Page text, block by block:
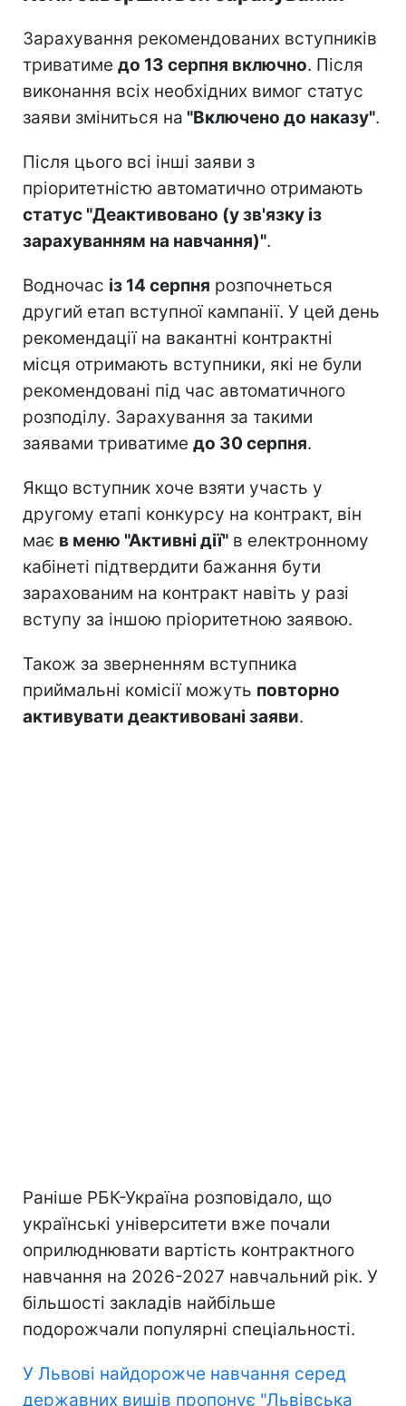
Зарахування рекомендованих вступників
триватиме до 13 серпня включно. Після
виконання всіх необхідних вимог статус
заяви зміниться на "Включено до наказу".
Після цього всі інші заяви з
пріоритетністю автоматично отримають
статус "Деактивовано (у зв'язку із
зарахуванням на навчання)".
Водночас із 14 серпня розпочнеться
другий етап вступної кампанії. У цей день
рекомендації на вакантні контрактні
місця отримають вступники, які не були
рекомендовані під час автоматичного
розподілу. Зарахування за такими
заявами триватиме до 30 серпня.
Якщо вступник хоче взяти участь у
другому етапі конкурсу на контракт, він
має в меню "Активні дії" в електронному
кабінеті підтвердити бажання бути
зарахованим на контракт навіть у разі
вступу за іншою пріоритетною заявою.
Також за зверненням вступника
приймальні комісії можуть повторно
активувати деактивовані заяви.
Раніше РБК-Україна розповідало, що
українські університети вже почали
оприлюднювати вартість контрактного
навчання на 2026-2027 навчальний рік. У
більшості закладів найбільше
подорожчали популярні спеціальності.
У Львові найдорожче навчання серед
державних вишів пропонує "Львівська